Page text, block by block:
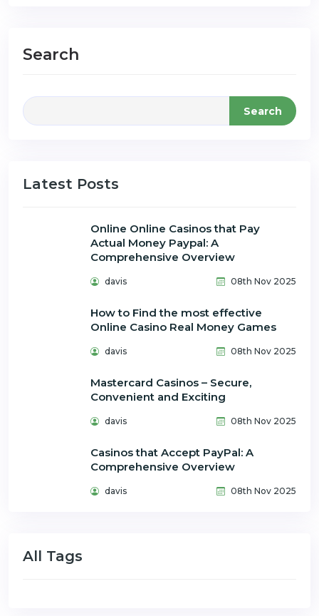
Search
Search
Latest Posts
Online Online Casinos that Pay
Actual Money Paypal: A
Comprehensive Overview
davis 08th Nov 2025
How to Find the most effective
Online Casino Real Money Games
davis 08th Nov 2025
Mastercard Casinos – Secure,
Convenient and Exciting
davis 08th Nov 2025
Casinos that Accept PayPal: A
Comprehensive Overview
davis 08th Nov 2025
All Tags